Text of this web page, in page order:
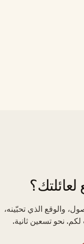
والوقع الذي تحبّينه،
نحو تسعين ثانية.